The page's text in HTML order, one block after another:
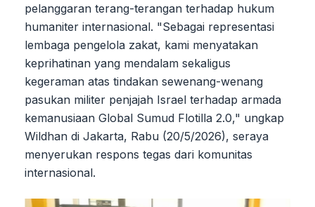
pelanggaran terang-terangan terhadap hukum
humaniter internasional. "Sebagai representasi
lembaga pengelola zakat, kami menyatakan
keprihatinan yang mendalam sekaligus
kegeraman atas tindakan sewenang-wenang
pasukan militer penjajah Israel terhadap armada
kemanusiaan Global Sumud Flotilla 2.0," ungkap
Wildhan di Jakarta, Rabu (20/5/2026), seraya
menyerukan respons tegas dari komunitas
internasional.